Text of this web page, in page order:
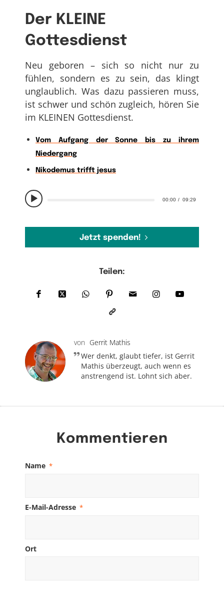
Der KLEINE
Gottesdienst
00:00 09:29
Neu geboren – sich so nicht nur zu
fühlen, sondern es zu sein, das klingt
unglaublich. Was dazu passieren muss,
ist schwer und schön zugleich, hören Sie
im KLEINEN Gottesdienst.
Vom Aufgang der Sonne bis zu ihrem
Niedergang
Nikodemus trifft jesus
Jetzt spenden!
Teilen:
von Gerrit Mathis
Wer denkt, glaubt tiefer, ist Gerrit
Mathis überzeugt, auch wenn es
anstrengend ist. Lohnt sich aber.
Kommentieren
Name *
E-Mail-Adresse *
Ort